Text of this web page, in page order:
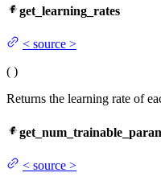
get_learning_rates
< source >
( )
Returns the learning rate of
< source >